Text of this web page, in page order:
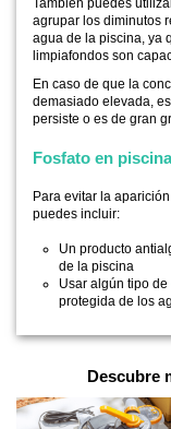
También puedes
agrupar los diminutos
agua de la piscina, ya
limpiafondos son
En caso de que la
demasiado elevada,
persiste o es de gran
Fosfato en
Para evitar la
puedes incluir:
Un producto
de la piscina
Usar algún tipo de
protegida de los
Descubre